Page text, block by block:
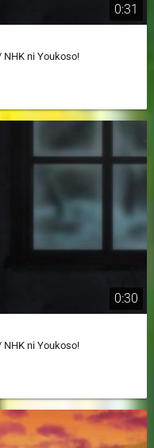
0:31
ni Youkoso!
0:30
ni Youkoso!